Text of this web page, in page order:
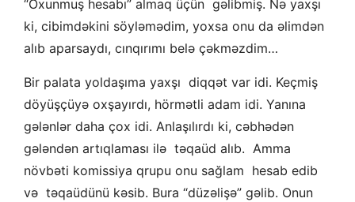
“Oxunmuş hesabı” almaq üçün gəlibmiş. Nə yaxşı
ki, cibimdəkini söyləmədim, yoxsa onu da əlimdən
alıb aparsaydı, cınqırımı belə çəkməzdim…
Bir palata yoldaşıma yaxşı diqqət var idi. Keçmiş
döyüşçüyə oxşayırdı, hörmətli adam idi. Yanına
gələnlər daha çox idi. Anlaşılırdı ki, cəbhədən
gələndən artıqlaması ilə təqaüd alıb. Amma
növbəti komissiya qrupu onu sağlam hesab edib
və təqaüdünü kəsib. Bura “düzəlişə” gəlib. Onun